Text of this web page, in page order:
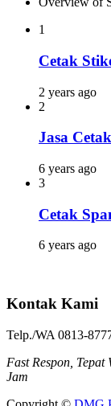
1
Cetak
2 years ago
2
Jasa
6 years ago
3
Cetak
6 years ago
Kontak Kami
Telp./WA 0813-
Fast Respon,
Jam